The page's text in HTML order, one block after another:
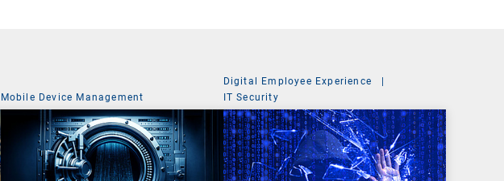
Mobile Device Management
Digital Employee Experience
|
IT Security